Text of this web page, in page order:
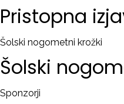
Pristopna
Šolski nogometni krožki
Šolski
Sponzorji